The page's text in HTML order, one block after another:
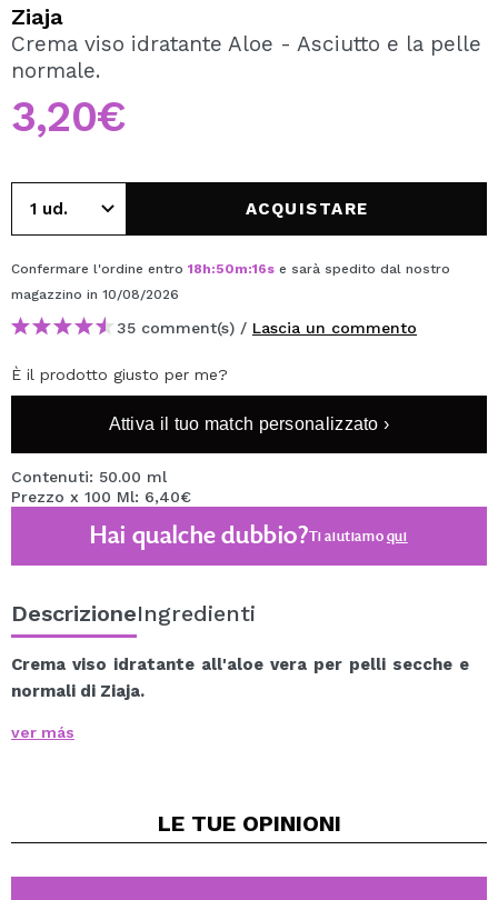
Creando un account su Maquibeauty.it potrai fare i tuoi
acquisti velocemente, controllare lo stato dei tuoi ordini e
Ziaja
Crema viso idratante Aloe - Asciutto e la pelle
normale.
3,20€
ACQUISTARE
Confermare l'ordine entro 18h:50m:16s e sarà spedito dal nostro
magazzino in 10/08/2026
35 comment(s) / Lascia un commento
È il prodotto giusto per me?
Attiva il tuo match personalizzato ›
Contenuti: 50.00 ml
Prezzo x 100 Ml: 6,40€
Hai qualche dubbio?Ti aiutiamoqui
DescrizioneIngredienti
Crema viso idratante all'aloe vera per pelli secche e
normali di Ziaja.
Stimola la rigenerazione dell'epidermide e la idrata
Aiuta la pelle a ritrovare morbidezza ed elasticità.
Utilizzo consigliato dai 12 anni.
ver más
LE TUE OPINIONI